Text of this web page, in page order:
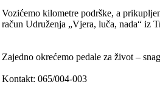
Vozićemo kilometre podrške, a
račun Udruženja „Vjera, luča, nada“ iz
Zajedno okrećemo pedale za život –
Kontakt: 065/004-003